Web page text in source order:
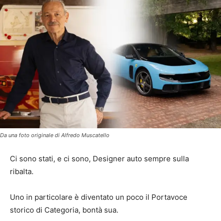
Da una foto originale di Alfredo Muscatello
Ci sono stati, e ci sono, Designer auto sempre sulla
ribalta.
Uno in particolare è diventato un poco il Portavoce
storico di Categoria, bontà sua.